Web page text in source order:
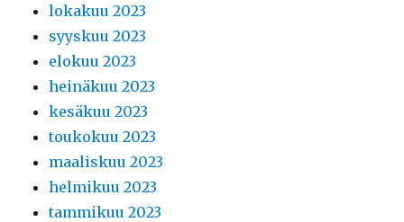
lokakuu 2023
syyskuu 2023
elokuu 2023
heinäkuu 2023
kesäkuu 2023
toukokuu 2023
maaliskuu 2023
helmikuu 2023
tammikuu 2023